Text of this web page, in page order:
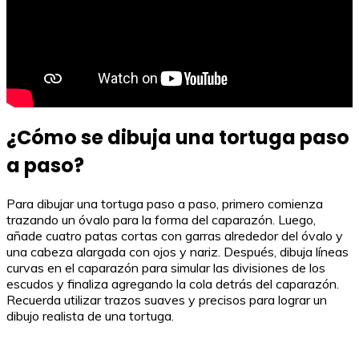
¿Cómo se dibuja una tortuga paso
a paso?
Para dibujar una tortuga paso a paso, primero comienza
trazando un óvalo para la forma del caparazón. Luego,
añade cuatro patas cortas con garras alrededor del óvalo y
una cabeza alargada con ojos y nariz. Después, dibuja líneas
curvas en el caparazón para simular las divisiones de los
escudos y finaliza agregando la cola detrás del caparazón.
Recuerda utilizar trazos suaves y precisos para lograr un
dibujo realista de una tortuga.